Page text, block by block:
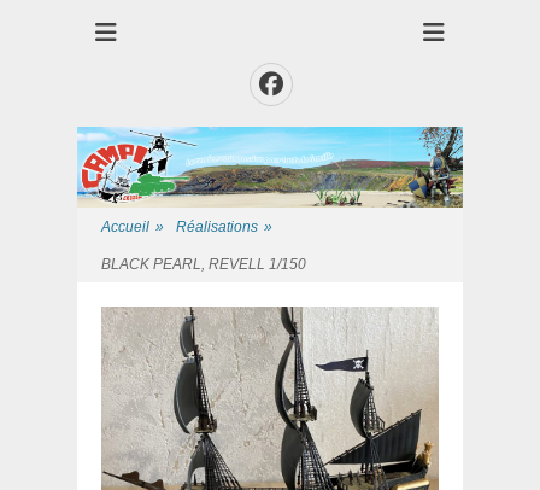
Club CAMPI
Facebook
Accueil » Réalisations »
BLACK PEARL, REVELL 1/150